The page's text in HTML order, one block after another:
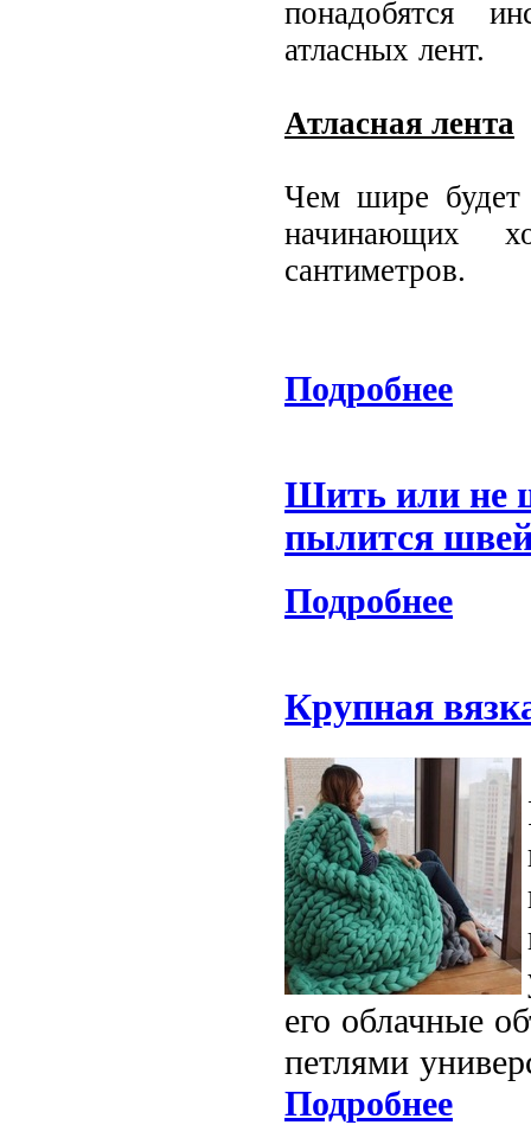
понадобятся
атласных лент.
Атласная лента
Чем шире будет
начинающих
сантиметров.
Подробнее
Шить или не
пылится
Подробнее
Крупная
его облачные
петлями
Подробнее